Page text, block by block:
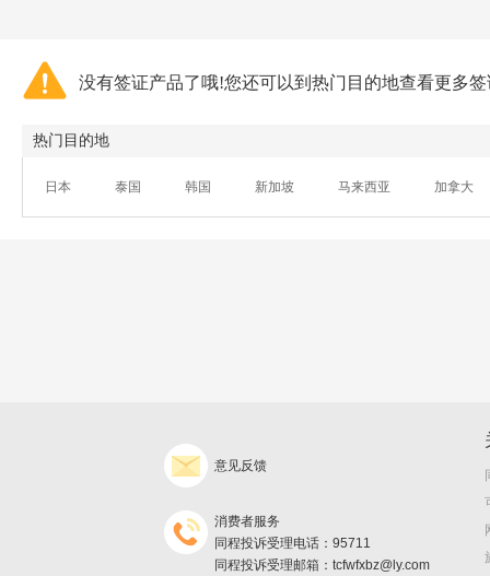
没有签证产品了哦!您还可以到热门目的地查看更多
热门目的地
日本 泰国 韩国 新加坡 马来西亚 加拿大
意见反馈
消费者服务
同程投诉受理电话：95711
同程投诉受理邮箱：tcfwfxbz@ly.com